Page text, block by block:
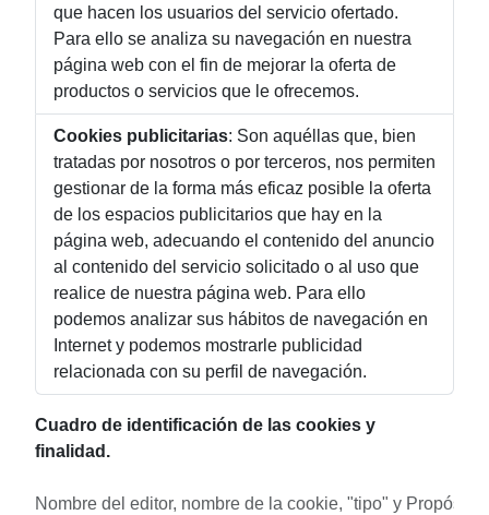
que hacen los usuarios del servicio ofertado.
Para ello se analiza su navegación en nuestra
página web con el fin de mejorar la oferta de
productos o servicios que le ofrecemos.
Cookies publicitarias: Son aquéllas que, bien
tratadas por nosotros o por terceros, nos permiten
gestionar de la forma más eficaz posible la oferta
de los espacios publicitarios que hay en la
página web, adecuando el contenido del anuncio
al contenido del servicio solicitado o al uso que
realice de nuestra página web. Para ello
podemos analizar sus hábitos de navegación en
Internet y podemos mostrarle publicidad
relacionada con su perfil de navegación.
Cuadro de identificación de las cookies y
finalidad.
Nombre del editor, nombre de la cookie, "tipo" y Propósito.